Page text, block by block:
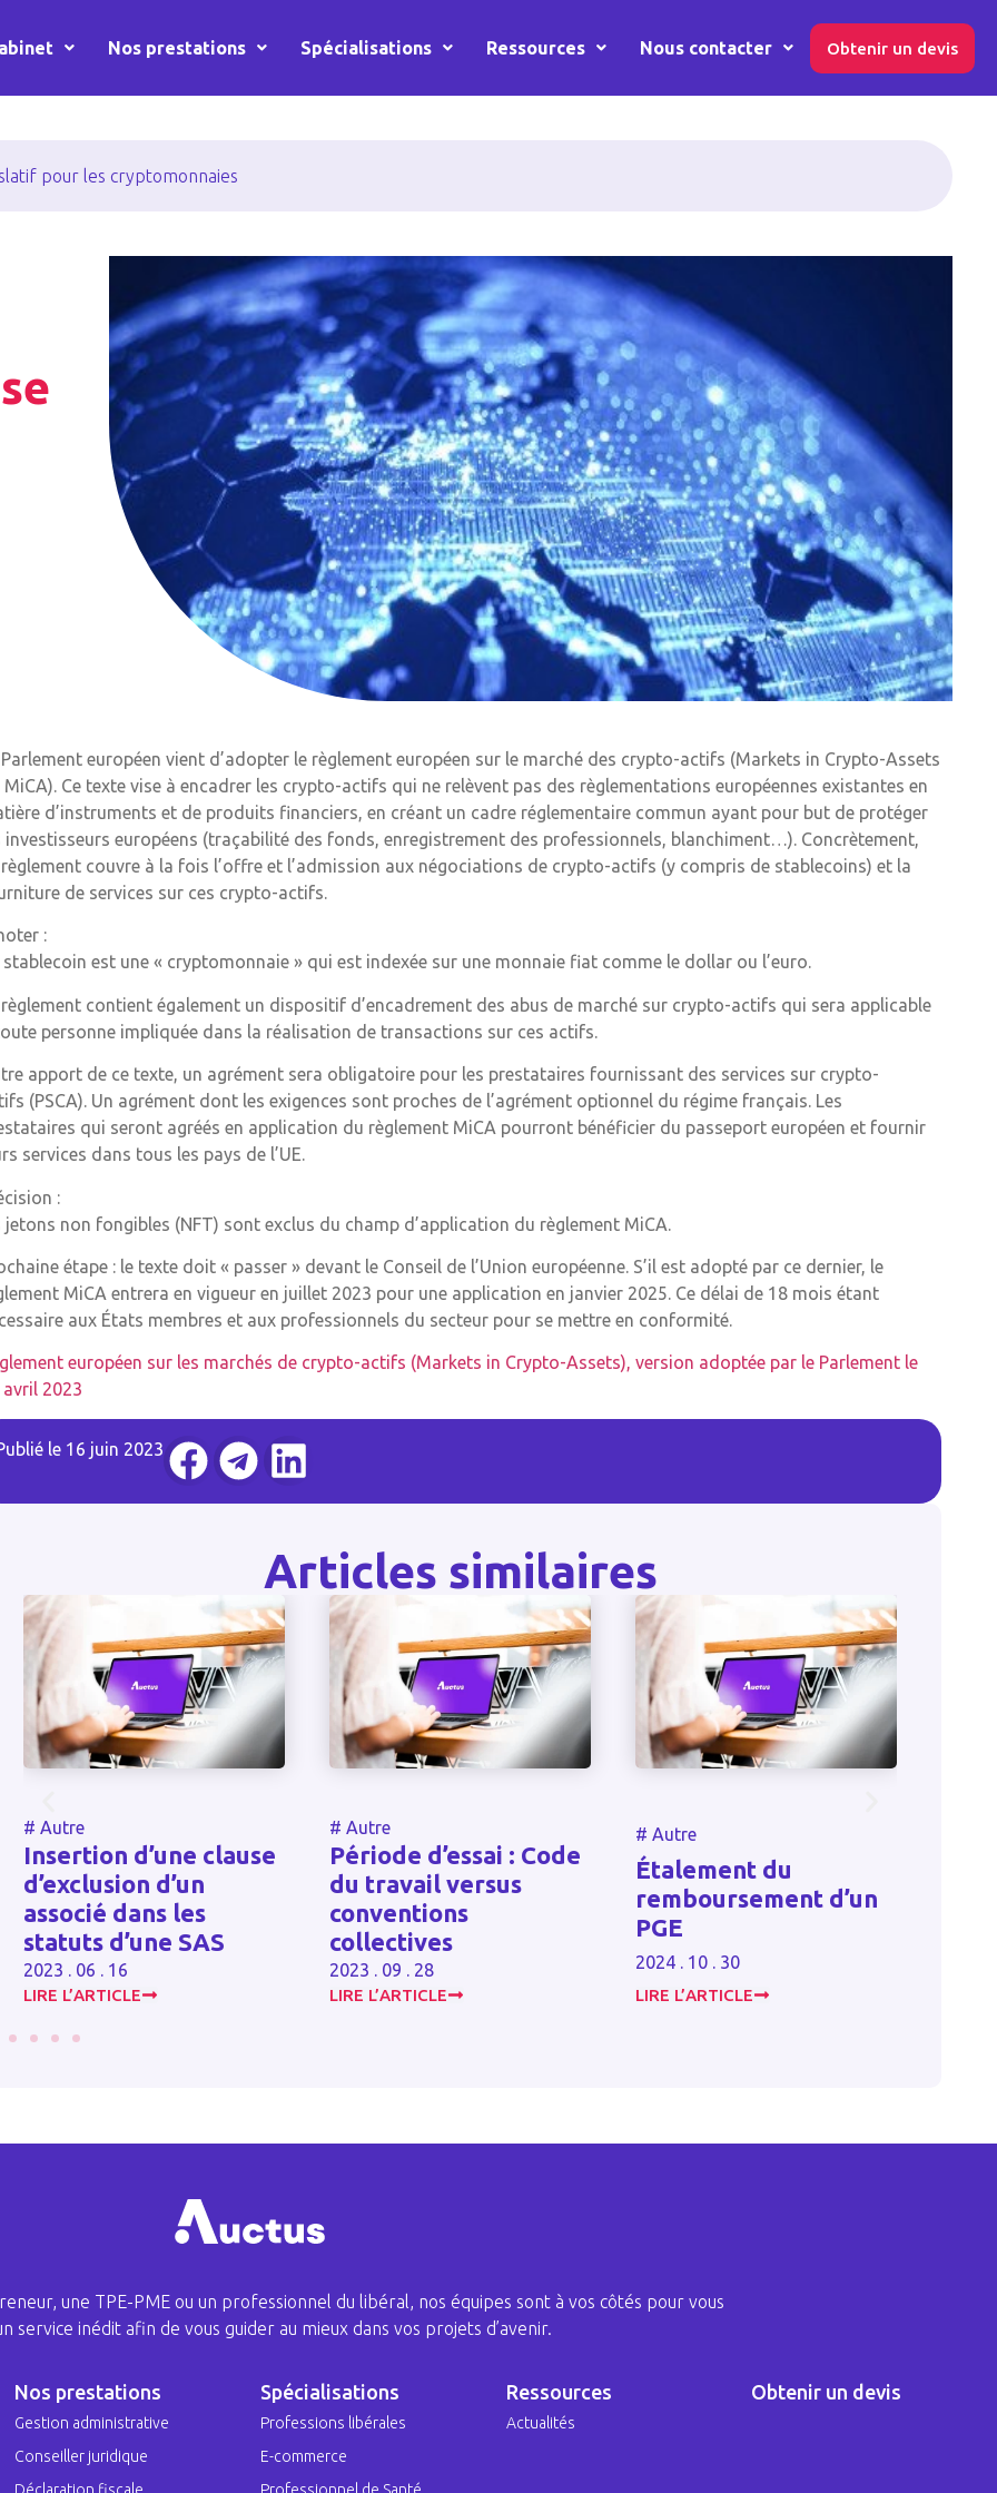
Nos prestations Spécialisations Ressources Nous contacter Obtenir un devis
pour les cryptomonnaies
Parlement européen vient d’adopter le règlement européen sur le marché des crypto-actifs (Markets in Crypto-Assets
MiCA). Ce texte vise à encadrer les crypto-actifs qui ne relèvent pas des règlementations européennes existantes en
d’instruments et de produits financiers, en créant un cadre réglementaire commun ayant pour but de protéger
investisseurs européens (traçabilité des fonds, enregistrement des professionnels, blanchiment…). Concrètement,
règlement couvre à la fois l’offre et l’admission aux négociations de crypto-actifs (y compris de stablecoins) et la
de services sur ces crypto-actifs.
:
stablecoin est une « cryptomonnaie » qui est indexée sur une monnaie fiat comme le dollar ou l’euro.
règlement contient également un dispositif d’encadrement des abus de marché sur crypto-actifs qui sera applicable
personne impliquée dans la réalisation de transactions sur ces actifs.
apport de ce texte, un agrément sera obligatoire pour les prestataires fournissant des services sur crypto-
(PSCA). Un agrément dont les exigences sont proches de l’agrément optionnel du régime français. Les
qui seront agréés en application du règlement MiCA pourront bénéficier du passeport européen et fournir
services dans tous les pays de l’UE.
:
jetons non fongibles (NFT) sont exclus du champ d’application du règlement MiCA.
étape : le texte doit « passer » devant le Conseil de l’Union européenne. S’il est adopté par ce dernier, le
MiCA entrera en vigueur en juillet 2023 pour une application en janvier 2025. Ce délai de 18 mois étant
aux États membres et aux professionnels du secteur pour se mettre en conformité.
européen sur les marchés de crypto-actifs (Markets in Crypto-Assets), version adoptée par le Parlement le
avril 2023
le 16 juin 2023
Articles similaires
Autre
Insertion d’une clause
d’exclusion d’un
associé dans les
statuts d’une SAS
2023 . 06 . 16
LIRE L’ARTICLE
Autre
Période d’essai : Code
du travail versus
conventions
collectives
2023 . 09 . 28
LIRE L’ARTICLE
Autre
Étalement du
remboursement d’un
PGE
2024 . 10 . 30
LIRE L’ARTICLE
une TPE-PME ou un professionnel du libéral, nos équipes sont à vos côtés pour vous
service inédit afin de vous guider au mieux dans vos projets d’avenir.
Nos prestations
Gestion administrative
Conseiller juridique
Spécialisations
Professions libérales
E-commerce
Ressources
Actualités
Obtenir un devis